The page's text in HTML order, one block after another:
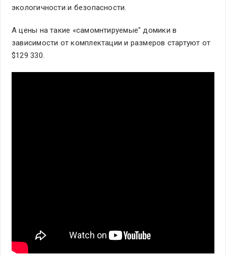
экологичности и безопасности.
А цены на такие «самомнтируемые" домики в
зависимости от комплектации и размеров стартуют от
$129 330.